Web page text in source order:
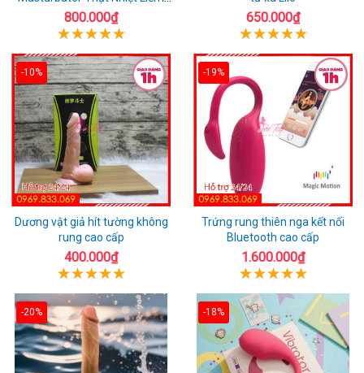
Rung
800.000₫ 650.000₫
-10%
Dương vật giả hít tường không
rung cao cấp
400.000₫
-19%
Trứng rung thiên nga kết nối
Bluetooth cao cấp
1.600.000₫
-20% -18%